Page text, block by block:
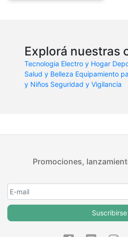
Explorá nuestras
Tecnologia Electro y Hogar
Salud y Belleza Equipamiento
y Niños Seguridad y Vigilancia
Promociones,
Suscribirse